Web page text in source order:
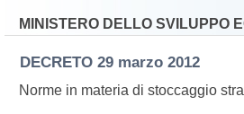
MINISTERO DELLO SVILUPPO
DECRETO 29 marzo 2012
Norme in materia di stoccaggio